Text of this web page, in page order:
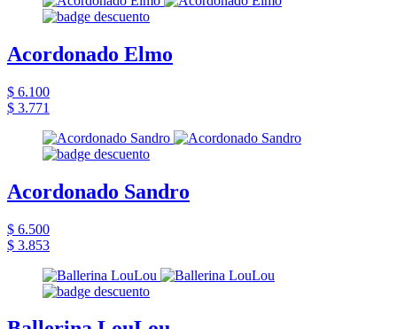
Acordonado Elmo
$ 6.100
$ 3.771
Acordonado Sandro
$ 6.500
$ 3.853